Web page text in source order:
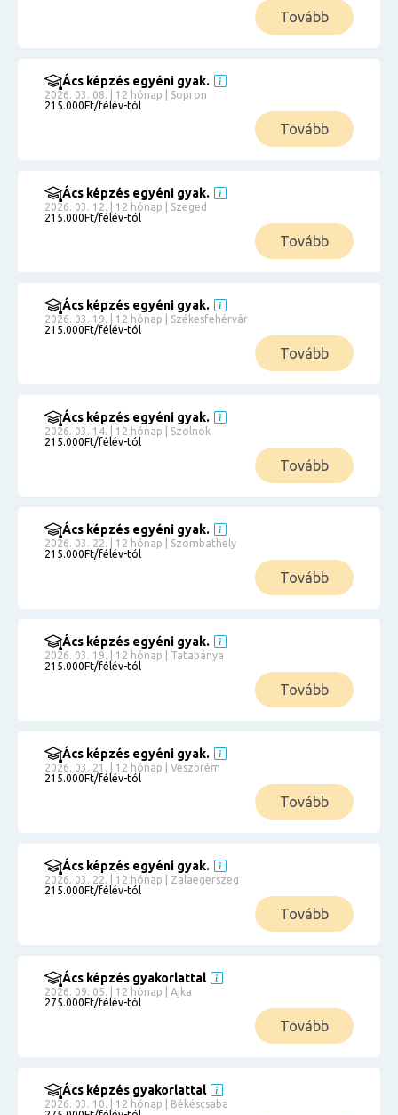
Tovább
Ács képzés egyéni gyak.
2026. 03. 08. | 12 hónap | Sopron
215.000Ft/félév-tól
Tovább
Ács képzés egyéni gyak.
2026. 03. 12. | 12 hónap | Szeged
215.000Ft/félév-tól
Tovább
Ács képzés egyéni gyak.
2026. 03. 19. | 12 hónap | Székesfehérvár
215.000Ft/félév-tól
Tovább
Ács képzés egyéni gyak.
2026. 03. 14. | 12 hónap | Szolnok
215.000Ft/félév-tól
Tovább
Ács képzés egyéni gyak.
2026. 03. 22. | 12 hónap | Szombathely
215.000Ft/félév-tól
Tovább
Ács képzés egyéni gyak.
2026. 03. 19. | 12 hónap | Tatabánya
215.000Ft/félév-tól
Tovább
Ács képzés egyéni gyak.
2026. 03. 21. | 12 hónap | Veszprém
215.000Ft/félév-tól
Tovább
Ács képzés egyéni gyak.
2026. 03. 22. | 12 hónap | Zalaegerszeg
215.000Ft/félév-tól
Tovább
Ács képzés gyakorlattal
2026. 09. 05. | 12 hónap | Ajka
275.000Ft/félév-tól
Tovább
Ács képzés gyakorlattal
2026. 03. 10. | 12 hónap | Békéscsaba